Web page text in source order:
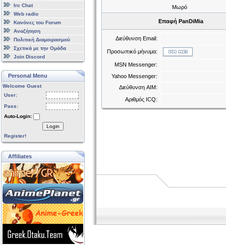
Irc Chat
Web radio
Κανόνες του Forum
Αναζήτηση
Πολιτική Διαμοιρασμού
Σχετικά με την Ομάδα
Join Discord
Personal Menu
Welcome Guest
User:
Pass:
Auto-Login:
Login
Register!
Affiliates
Μωρό
Επαφή PanDiMia
Διεύθυνση Email:
Προσωπικό μήνυμα:
MSN Messenger:
Yahoo Messenger:
Διεύθυνση AIM:
Αριθμός ICQ: